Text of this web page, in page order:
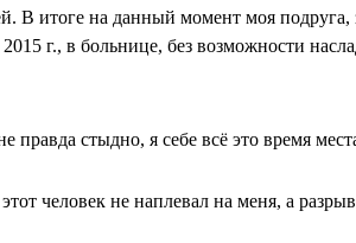
В итоге на данный момент моя подруга,
г., в больнице, без возможности
стыдно, я себе всё это время
человек не наплевал на меня, а